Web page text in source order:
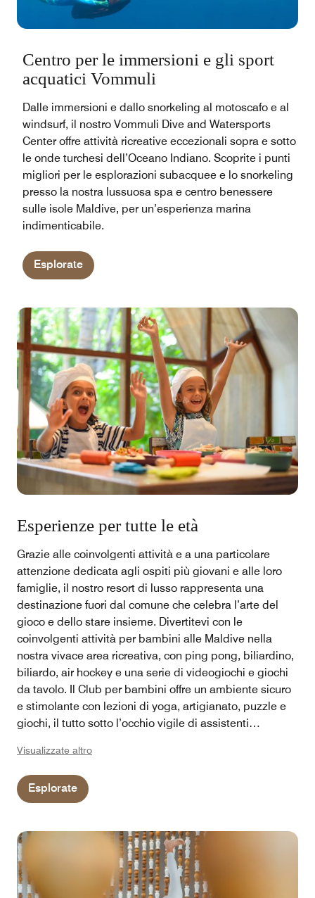
Centro per le immersioni e gli sport
acquatici Vommuli
Dalle immersioni e dallo snorkeling al motoscafo e al
windsurf, il nostro Vommuli Dive and Watersports
Center offre attività ricreative eccezionali sopra e sotto
le onde turchesi dell’Oceano Indiano. Scoprite i punti
migliori per le esplorazioni subacquee e lo snorkeling
presso la nostra lussuosa spa e centro benessere
sulle isole Maldive, per un’esperienza marina
indimenticabile.
Esplorate
Esperienze per tutte le età
Grazie alle coinvolgenti attività e a una particolare
attenzione dedicata agli ospiti più giovani e alle loro
famiglie, il nostro resort di lusso rappresenta una
destinazione fuori dal comune che celebra l’arte del
gioco e dello stare insieme. Divertitevi con le
coinvolgenti attività per bambini alle Maldive nella
nostra vivace area ricreativa, con ping pong, biliardino,
biliardo, air hockey e una serie di videogiochi e giochi
da tavolo. Il Club per bambini offre un ambiente sicuro
e stimolante con lezioni di yoga, artigianato, puzzle e
giochi, il tutto sotto l’occhio vigile di assistenti
riceve un set personale di giocattoli da spiaggia e,
durante il soggiorno, i nostri maggiordomi St. Regis
dedicati curano attività speciali, servizi di couverture ed
allo yoga antigravitazionale e agli sport acquatici, le
nostre attività garantiscono un’esperienza
indimenticabile di vacanza in famiglia.
Visualizzate altro
Esplorate